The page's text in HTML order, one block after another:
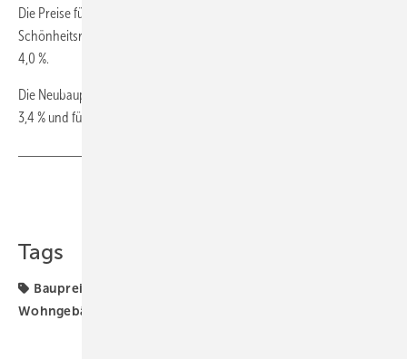
Die Preise für Instandhaltungsarbeiten an Wohngebäuden (ohne
Schönheitsreparaturen) verteuerten sich gegenüber dem Vorjahr um
4,0 %.
Die Neubaupreise für Bürogebäude stiegen binnen Jahresfrist um
3,4 % und für gewerbliche Betriebsgebäude um 3,3 %. ■
Tags
Baupreisindex
Wohngebäude